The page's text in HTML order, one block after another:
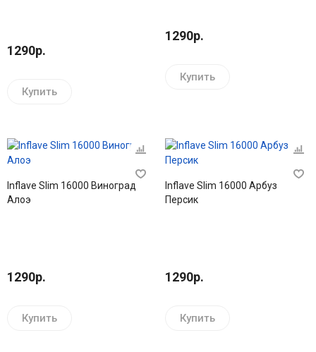
1290р.
Купить
1290р.
Купить
Inflave Slim 16000 Виноград
Алоэ
1290р.
Купить
Inflave Slim 16000 Арбуз
Персик
1290р.
Купить